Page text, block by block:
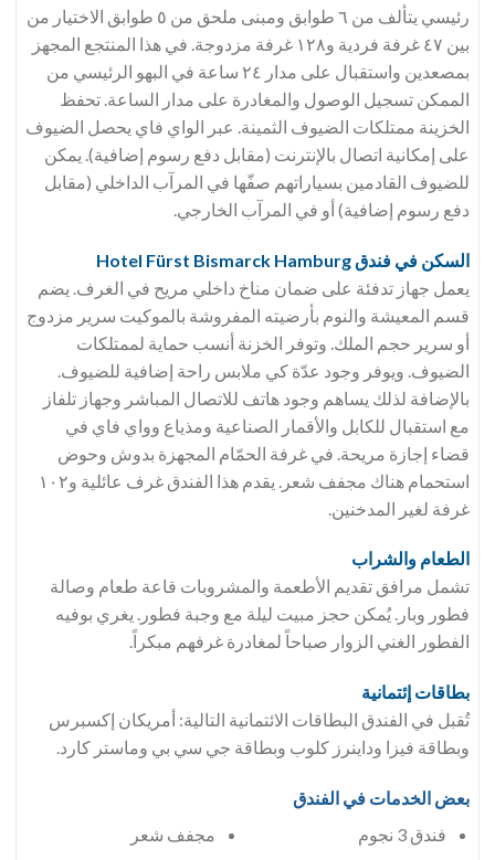
رئيسي يتألف من ٦ طوابق ومبنى ملحق من ٥ طوابق الاختيار من
بين ٤٧ غرفة فردية و١٢٨ غرفة مزدوجة. في هذا المنتجع المجهز
بمصعدين واستقبال على مدار ٢٤ ساعة في البهو الرئيسي من
الممكن تسجيل الوصول والمغادرة على مدار الساعة. تحفظ
الخزينة ممتلكات الضيوف الثمينة. عبر الواي فاي يحصل الضيوف
على إمكانية اتصال بالإنترنت (مقابل دفع رسوم إضافية). يمكن
للضيوف القادمين بسياراتهم صفّها في المرآب الداخلي (مقابل
دفع رسوم إضافية) أو في المرآب الخارجي.
السكن في فندق Hotel Fürst Bismarck Hamburg
يعمل جهاز تدفئة على ضمان مناخ داخلي مريح في الغرف. يضم
قسم المعيشة والنوم بأرضيته المفروشة بالموكيت سرير مزدوج
أو سرير حجم الملك. وتوفر الخزنة أنسب حماية لممتلكات
الضيوف. ويوفر وجود عدّة كي ملابس راحة إضافية للضيوف.
بالإضافة لذلك يساهم وجود هاتف للاتصال المباشر وجهاز تلفاز
مع استقبال للكابل والأقمار الصناعية ومذياع وواي فاي في
قضاء إجازة مريحة. في غرفة الحمّام المجهزة بدوش وحوض
استحمام هناك مجفف شعر. يقدم هذا الفندق غرف عائلية و١٠٢
غرفة لغير المدخنين.
الطعام والشراب
تشمل مرافق تقديم الأطعمة والمشروبات قاعة طعام وصالة
فطور وبار. يُمكن حجز مبيت ليلة مع وجبة فطور. يغري بوفيه
الفطور الغني الزوار صباحاً لمغادرة غرفهم مبكراً.
بطاقات إئتمانية
تُقبل في الفندق البطاقات الائتمانية التالية: أمريكان إكسبرس
وبطاقة فيزا وداينرز كلوب وبطاقة جي سي بي وماستر كارد.
بعض الخدمات في الفندق
فندق 3 نجوم
مجفف شعر